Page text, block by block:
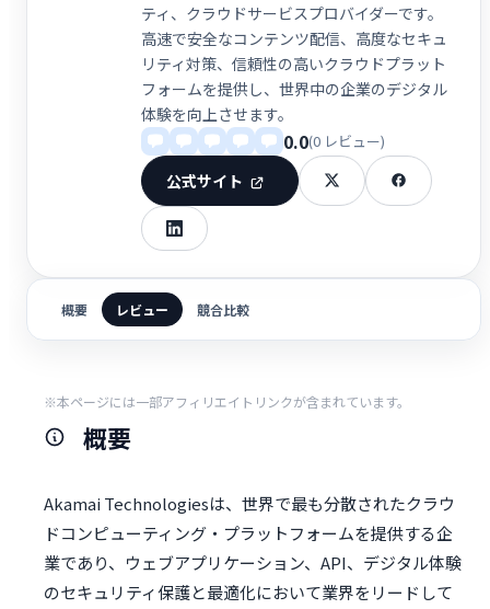
ティ、クラウドサービスプロバイダーです。
高速で安全なコンテンツ配信、高度なセキュ
リティ対策、信頼性の高いクラウドプラット
フォームを提供し、世界中の企業のデジタル
体験を向上させます。
0.0(0 レビュー)
公式サイト
概要 レビュー 競合比較
※本ページには一部アフィリエイトリンクが含まれています。
概要
Akamai Technologiesは、世界で最も分散されたクラウ
ドコンピューティング・プラットフォームを提供する企
業であり、ウェブアプリケーション、API、デジタル体験
のセキュリティ保護と最適化において業界をリードして